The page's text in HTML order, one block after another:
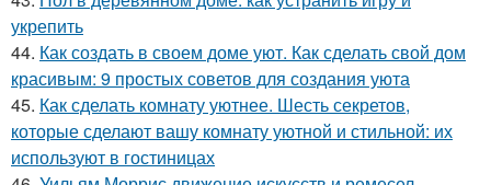
укрепить
44. Как создать в своем доме уют. Как сделать свой дом
красивым: 9 простых советов для создания уюта
45. Как сделать комнату уютнее. Шесть секретов,
которые сделают вашу комнату уютной и стильной: их
используют в гостиницах